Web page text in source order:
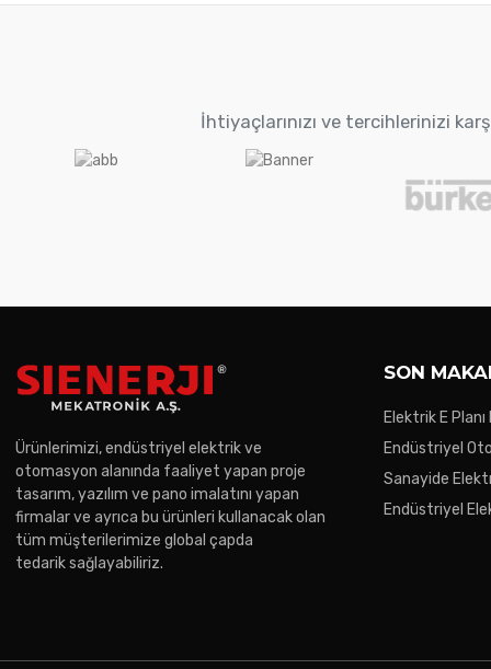
İhtiyaçlarınızı ve tercihlerinizi
Ürünlerimizi, endüstriyel elektrik ve
otomasyon alanında faaliyet yapan proje
tasarım, yazılım ve pano imalatını yapan
firmalar ve ayrıca bu ürünleri kullanacak olan
tüm müşterilerimize global çapda
tedarik sağlayabiliriz.
SON
Elektrik E
Endüstriyel
Trendler
Sanayide
Endüstriyel